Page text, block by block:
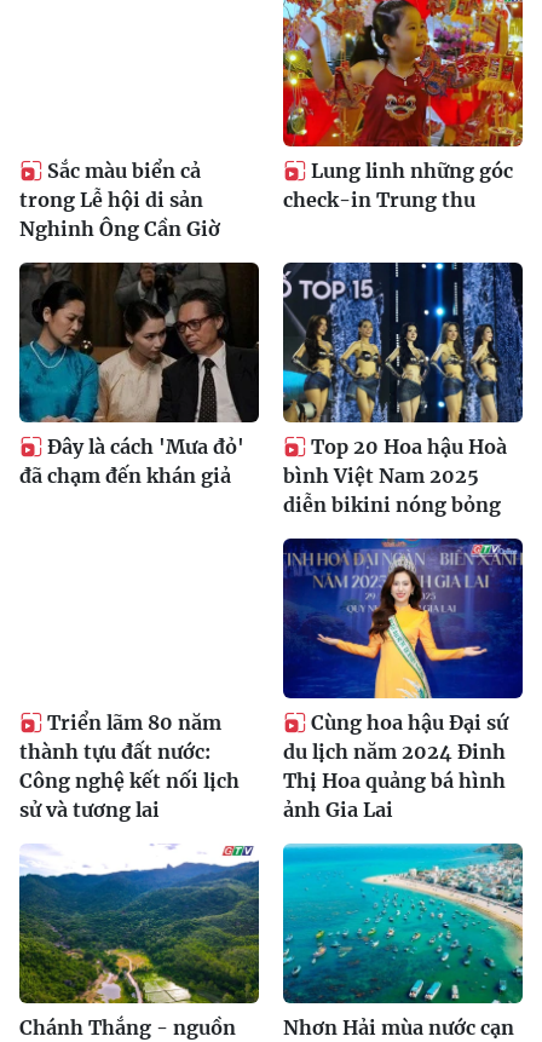
Sắc màu biển cả
trong Lễ hội di sản
Nghinh Ông Cần Giờ
Lung linh những góc
check-in Trung thu
Đây là cách 'Mưa đỏ'
đã chạm đến khán giả
Top 20 Hoa hậu Hoà
bình Việt Nam 2025
diễn bikini nóng bỏng
Triển lãm 80 năm
thành tựu đất nước:
Công nghệ kết nối lịch
sử và tương lai
Cùng hoa hậu Đại sứ
du lịch năm 2024 Đinh
Thị Hoa quảng bá hình
ảnh Gia Lai
Chánh Thắng - nguồn
Nhơn Hải mùa nước cạn